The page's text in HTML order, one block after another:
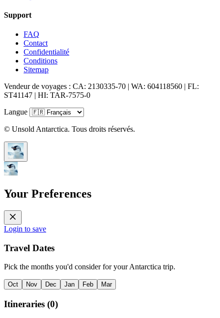
Support
FAQ
Contact
Confidentialité
Conditions
Sitemap
Vendeur de voyages : CA: 2130335-70 | WA: 604118560 | FL:
ST41147 | HI: TAR-7575-0
Langue
© Unsold Antarctica. Tous droits réservés.
Your Preferences
Login to save
Travel Dates
Pick the months you'd consider for your Antarctica trip.
Oct Nov Dec Jan Feb Mar
Itineraries (0)